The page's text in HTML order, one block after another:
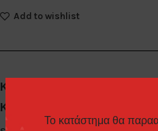
Το κατάστημα θα
Add to wishlist
Κωδικός προϊόντος:
Κατηγορίες: